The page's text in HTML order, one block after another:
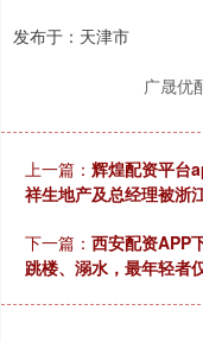
发布于：天津市
广晟优
上一篇： 辉煌配资平台
祥生地产及总经理被浙
下一篇： 西安配资APP
跳楼、溺水，最年轻者